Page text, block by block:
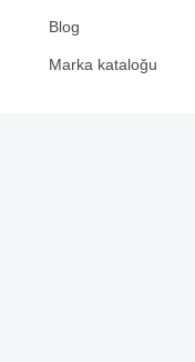
Blog
Marka kataloğu